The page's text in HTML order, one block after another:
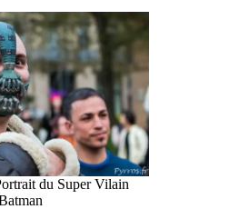
du Super Vilain